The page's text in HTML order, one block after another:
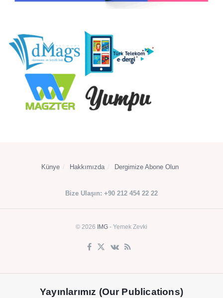
Künye Hakkımızda Dergimize Abone Olun
Bize Ulaşın: +90 212 454 22 22
© 2026 IMG - Yemek Zevki
Yayınlarımız (Our Publications)